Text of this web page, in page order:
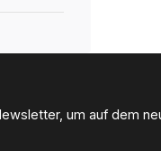
um auf dem